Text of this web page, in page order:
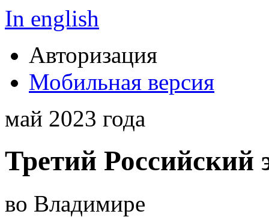
In english
Авторизация
Мобильная версия
май 2023 года
Третий Российский
во Владимире